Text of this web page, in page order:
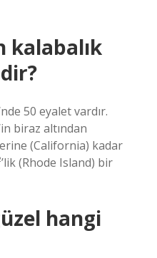
kalabalık
50 eyalet vardır.
biraz altından
(California) kadar
(Rhode Island) bir
hangi